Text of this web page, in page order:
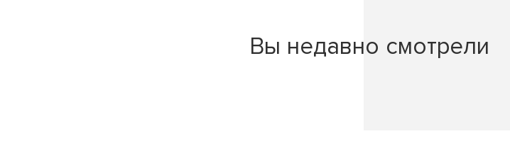
Вы недавно смотрели